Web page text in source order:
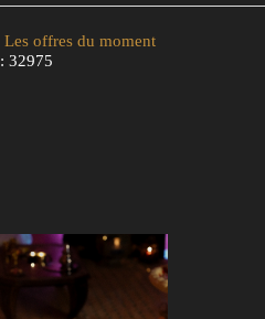
Les offres du moment
32975